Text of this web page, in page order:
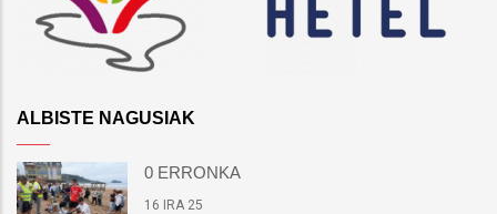
ALBISTE NAGUSIAK
0 ERRONKA
16 IRA 25